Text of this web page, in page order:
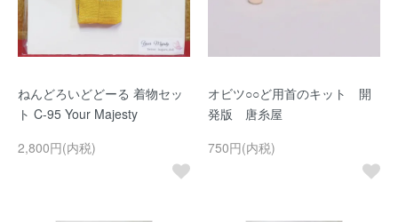
ねんどろいどどーる 着物セッ
ト C-95 Your Majesty
2,800円(内税)
オビツ○○ど用首のキット 開
発版 唐糸屋
750円(内税)